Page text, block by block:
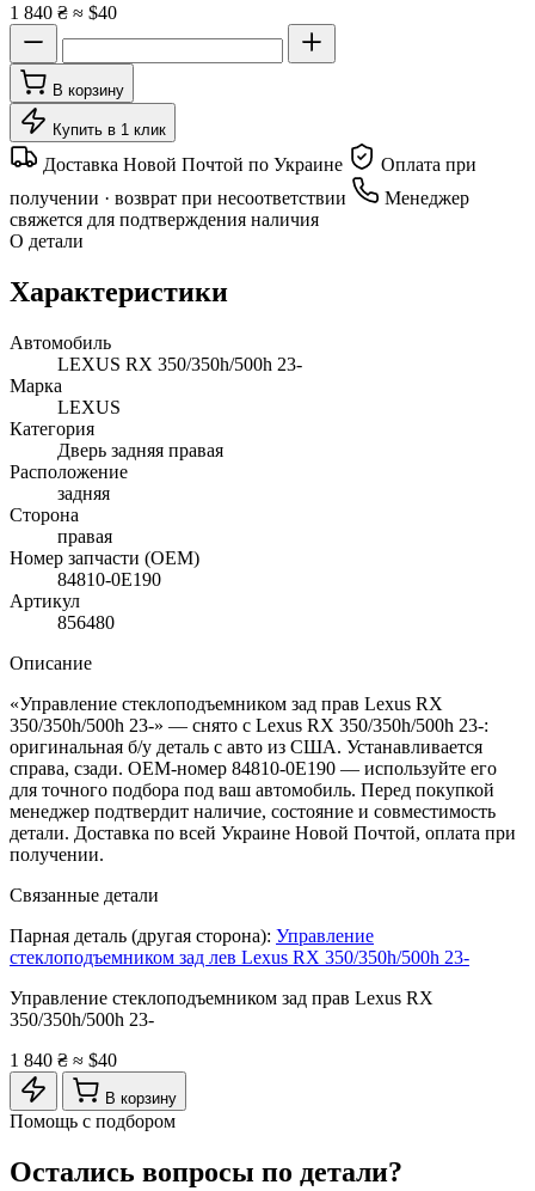
1 840 ₴ ≈ $40
В корзину
Купить в 1 клик
Доставка Новой Почтой по Украине
Оплата при
получении · возврат при несоответствии
Менеджер
свяжется для подтверждения наличия
О детали
Характеристики
Автомобиль
LEXUS RX 350/350h/500h 23-
Марка
LEXUS
Категория
Дверь задняя правая
Расположение
задняя
Сторона
правая
Номер запчасти (OEM)
84810-0E190
Артикул
856480
Описание
«Управление стеклоподъемником зад прав Lexus RX
350/350h/500h 23-» — снято с Lexus RX 350/350h/500h 23-:
оригинальная б/у деталь с авто из США. Устанавливается
справа, сзади. OEM-номер 84810-0E190 — используйте его
для точного подбора под ваш автомобиль. Перед покупкой
менеджер подтвердит наличие, состояние и совместимость
детали. Доставка по всей Украине Новой Почтой, оплата при
получении.
Связанные детали
Парная деталь (другая сторона): Управление
стеклоподъемником зад лев Lexus RX 350/350h/500h 23-
Управление стеклоподъемником зад прав Lexus RX
350/350h/500h 23-
1 840 ₴ ≈ $40
В корзину
Помощь с подбором
Остались вопросы по детали?